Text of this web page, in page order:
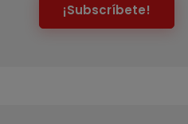
¡Subscríbete!